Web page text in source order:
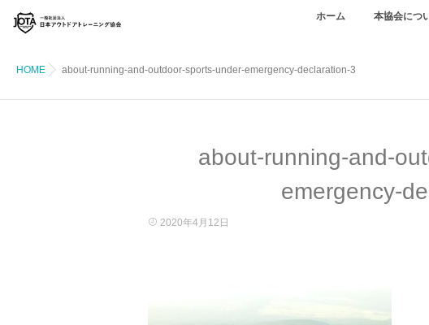
ホーム 本協会につ
HOME about-running-and-outdoor-sports-under-emergency-declaration-3
about-running-and-
emergency-
2020年4月12日